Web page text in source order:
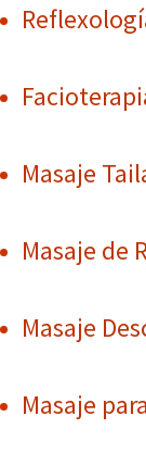
Masaje
Masaje de
Masaje
Masaje